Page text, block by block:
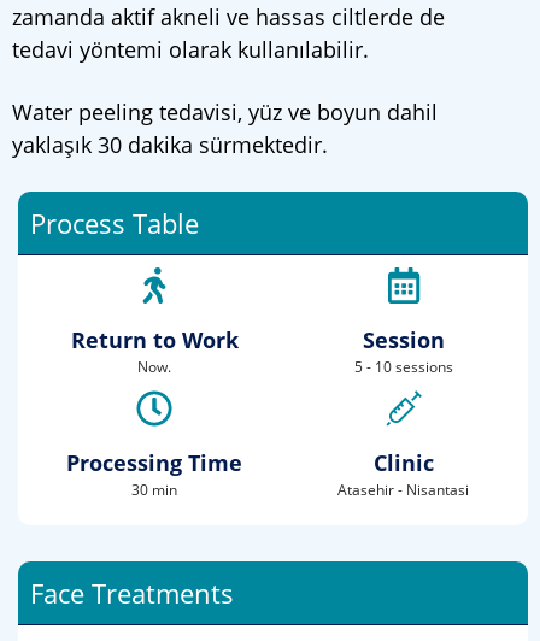
zamanda aktif akneli ve hassas ciltlerde de
tedavi yöntemi olarak kullanılabilir.
Water peeling tedavisi, yüz ve boyun dahil
yaklaşık 30 dakika sürmektedir.
Process Table
Return to Work
Now.
Processing Time
30 min
Session
5 - 10 sessions
Clinic
Atasehir - Nisantasi
Face Treatments